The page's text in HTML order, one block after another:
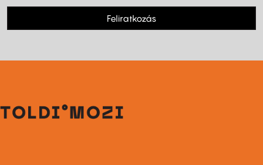
Feliratkozás